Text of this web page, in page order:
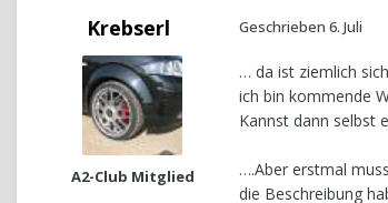
Krebserl
A2-Club Mitglied
Geschrieben 6. Juli
… da ist ziemlich
ich bin kommende
Kannst dann selbst
….Aber erstmal
die Beschreibung